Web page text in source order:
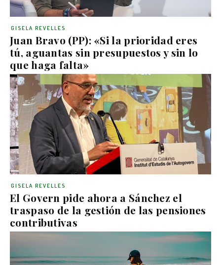
Juan Bravo (PP): «Si la prioridad eres
tú, aguantas sin presupuestos y sin lo
que haga falta»
GISELA REVELLES
El Govern pide ahora a Sánchez el
traspaso de la gestión de las pensiones
contributivas
GISELA REVELLES